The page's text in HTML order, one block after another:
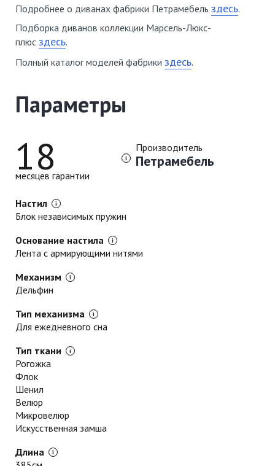
Подробнее о диванах фабрики Петрамебельздесь.
Подборка диванов коллекции Марсель-Люкс-
плюсздесь.
Полный каталог моделей фабрикиздесь.
Параметры
Настил
Блок независимых пружин
Основание настила
Лента с армирующими нитями
Механизм
Дельфин
Тип механизма
Для ежедневного сна
Тип ткани
Рогожка
Флок
Шенил
Велюр
Микровелюр
Искусственная замша
Длина
Производитель
Петрамебель
18
месяцев гарантии